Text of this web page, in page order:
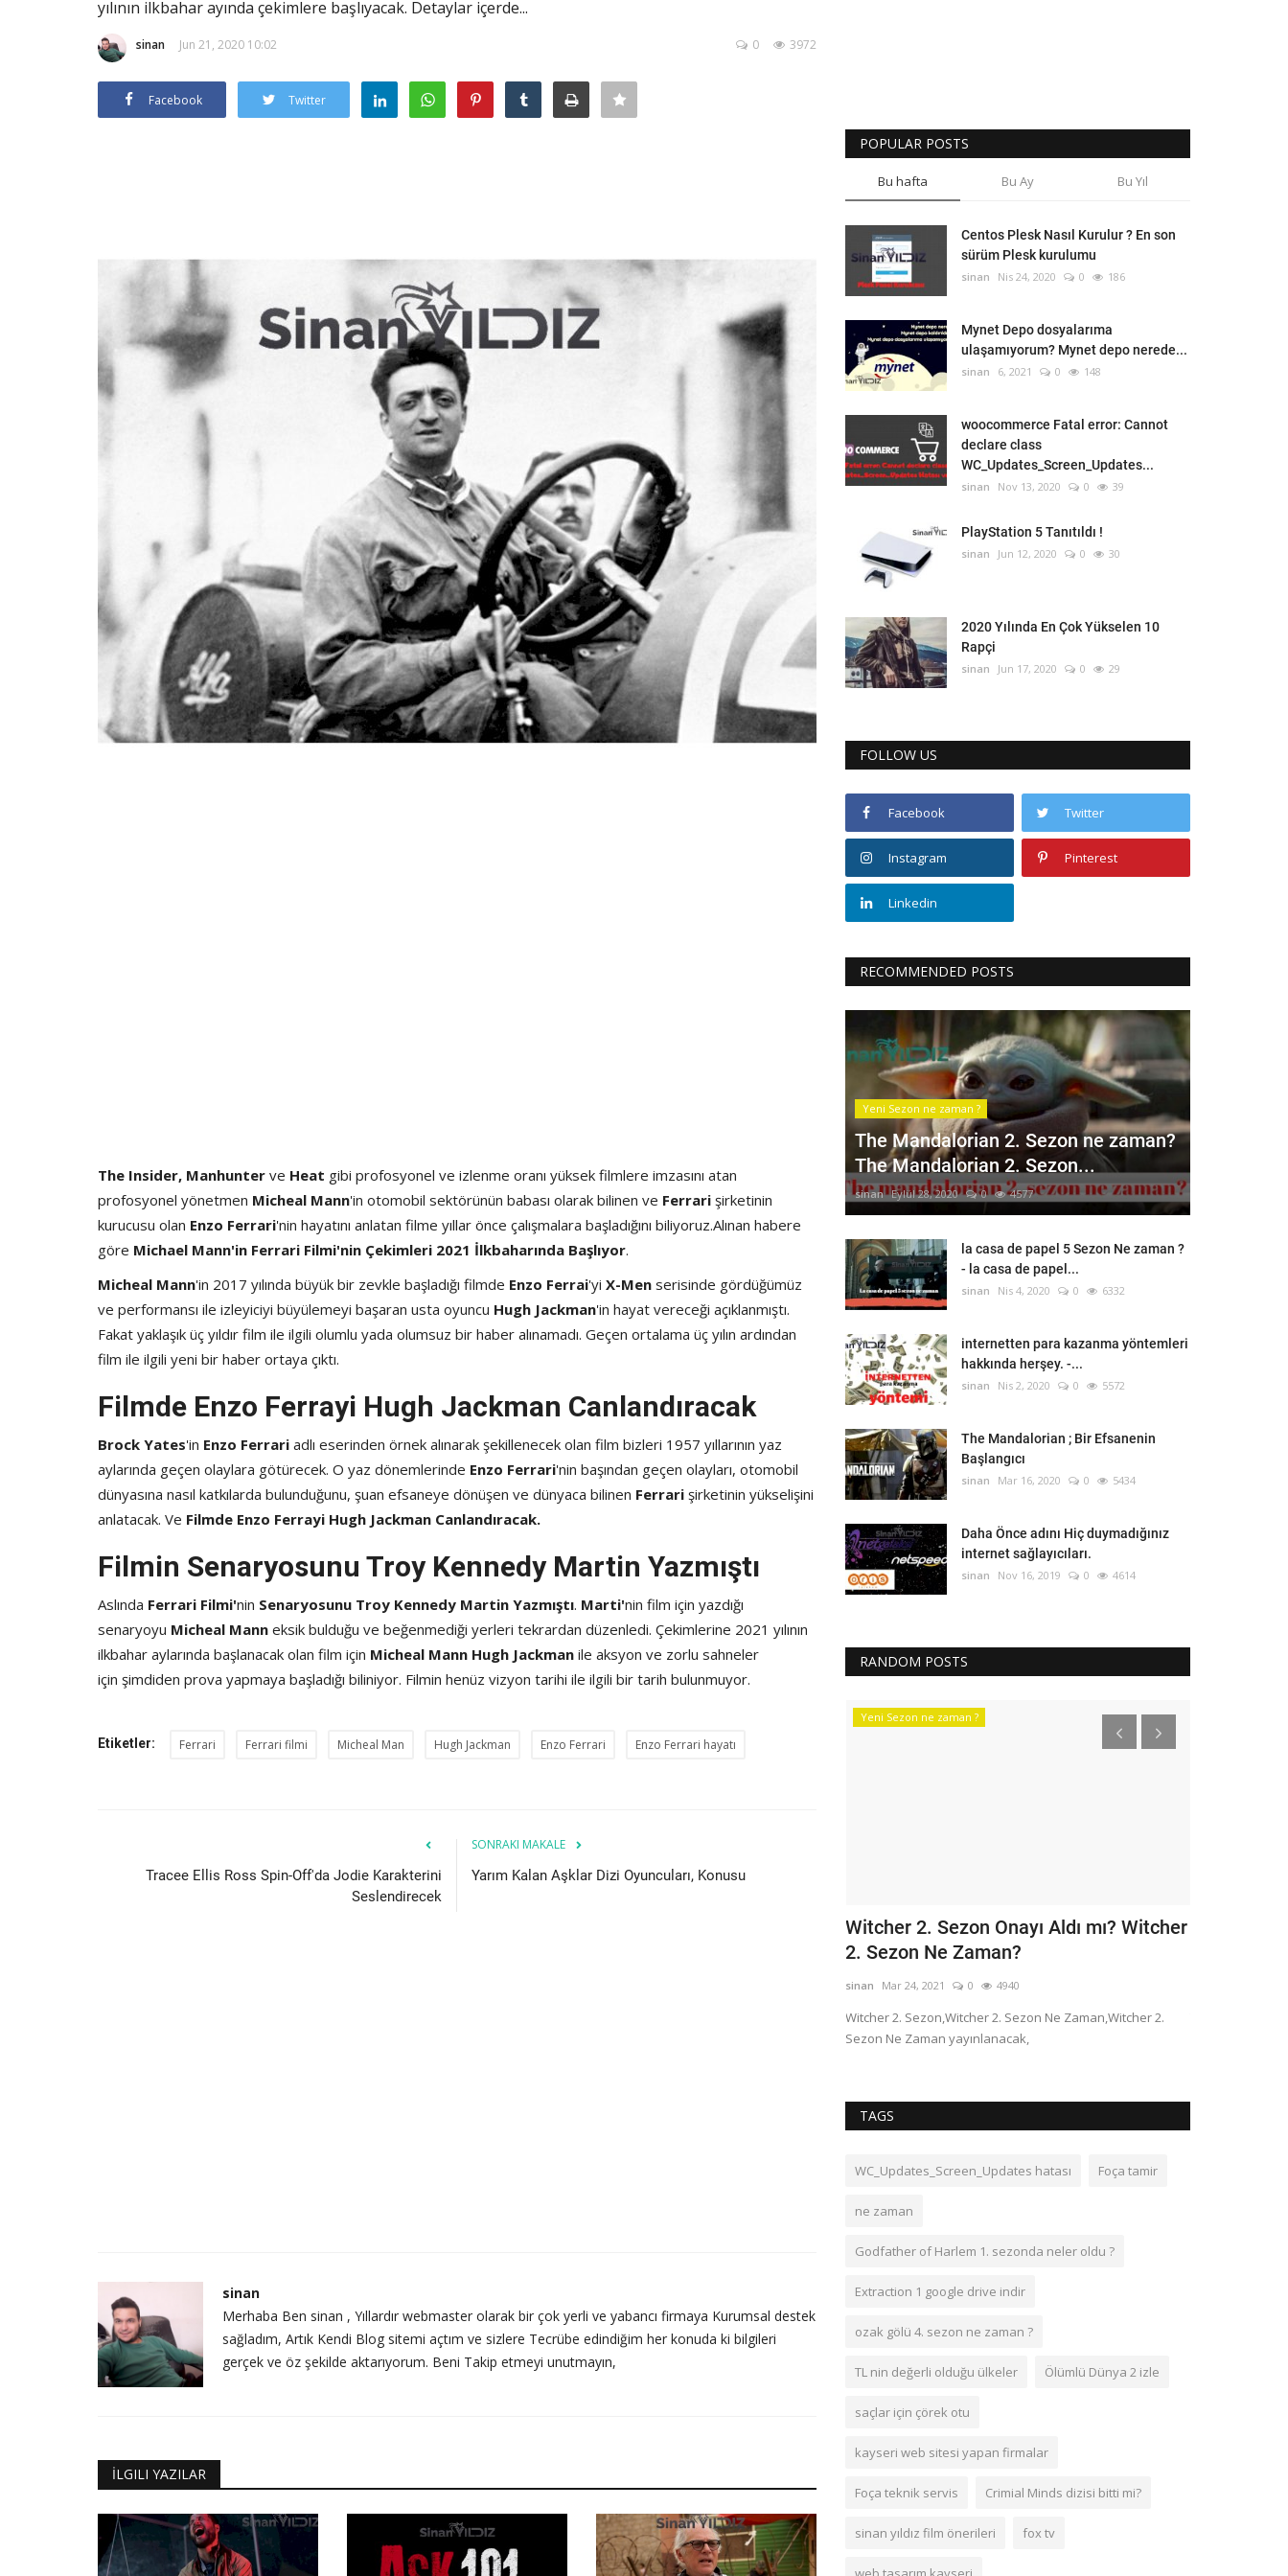
yılının ilkbahar ayında çekimlere başlıyacak. Detaylar içerde...
sinan Jun 21, 2020 10:02 3972
0
Facebook Twitter
The Insider, Manhunter ve Heat gibi profosyonel ve izlenme oranı yüksek filmlere imzasını atan
profosyonel yönetmen Micheal Mann'in otomobil sektörünün babası olarak bilinen ve Ferrari şirketinin
kurucusu olan Enzo Ferrari'nin hayatını anlatan filme yıllar önce çalışmalara başladığını biliyoruz.Alınan habere
göre Michael Mann'in Ferrari Filmi'nin Çekimleri 2021 İlkbaharında Başlıyor.
Micheal Mann'in 2017 yılında büyük bir zevkle başladığı filmde Enzo Ferrai'yi X-Men serisinde gördüğümüz
ve performansı ile izleyiciyi büyülemeyi başaran usta oyuncu Hugh Jackman'in hayat vereceği açıklanmıştı.
Fakat yaklaşık üç yıldır film ile ilgili olumlu yada olumsuz bir haber alınamadı. Geçen ortalama üç yılın ardından
film ile ilgili yeni bir haber ortaya çıktı.
Filmde Enzo Ferrayi Hugh Jackman Canlandıracak
Brock Yates'in Enzo Ferrari adlı eserinden örnek alınarak şekillenecek olan film bizleri 1957 yıllarının yaz
aylarında geçen olaylara götürecek. O yaz dönemlerinde Enzo Ferrari'nin başından geçen olayları, otomobil
dünyasına nasıl katkılarda bulunduğunu, şuan efsaneye dönüşen ve dünyaca bilinen Ferrari şirketinin yükselişini
anlatacak. Ve Filmde Enzo Ferrayi Hugh Jackman Canlandıracak.
Filmin Senaryosunu Troy Kennedy Martin Yazmıştı
Aslında Ferrari Filmi'nin Senaryosunu Troy Kennedy Martin Yazmıştı. Marti'nin film için yazdığı
senaryoyu Micheal Mann eksik bulduğu ve beğenmediği yerleri tekrardan düzenledi. Çekimlerine 2021 yılının
ilkbahar aylarında başlanacak olan film için Micheal Mann Hugh Jackman ile aksyon ve zorlu sahneler
için şimdiden prova yapmaya başladığı biliniyor. Filmin henüz vizyon tarihi ile ilgili bir tarih bulunmuyor.
Etiketler: Ferrari Ferrari filmi Micheal Man Hugh Jackman Enzo Ferrari Enzo Ferrari hayatı
Tracee Ellis Ross Spin-Off'da Jodie Karakterini
Seslendirecek
SONRAKI MAKALE
Yarım Kalan Aşklar Dizi Oyuncuları, Konusu
sinan
Merhaba Ben sinan , Yıllardır webmaster olarak bir çok yerli ve yabancı firmaya Kurumsal destek
sağladım, Artık Kendi Blog sitemi açtım ve sizlere Tecrübe edindiğim her konuda ki bilgileri
gerçek ve öz şekilde aktarıyorum. Beni Takip etmeyi unutmayın,
İLGILI YAZILAR
POPULAR POSTS
Bu hafta Bu Ay Bu Yıl
Centos Plesk Nasıl Kurulur ? En son
sürüm Plesk kurulumu
sinan Nis 24, 2020 0 186
Mynet Depo dosyalarıma
ulaşamıyorum? Mynet depo nerede...
sinan 6, 2021 0 148
woocommerce Fatal error: Cannot
declare class
WC_Updates_Screen_Updates...
sinan Nov 13, 2020 0 39
PlayStation 5 Tanıtıldı !
sinan Jun 12, 2020 0 30
2020 Yılında En Çok Yükselen 10
Rapçi
sinan Jun 17, 2020 0 29
FOLLOW US
Facebook Twitter
Instagram Pinterest
Linkedin
RECOMMENDED POSTS
Yeni Sezon ne zaman ?
The Mandalorian 2. Sezon ne zaman?
The Mandalorian 2. Sezon...
sinan Eylül 28, 2020 0 4577
la casa de papel 5 Sezon Ne zaman ?
- la casa de papel...
sinan Nis 4, 2020 0 6332
internetten para kazanma yöntemleri
hakkında herşey. -...
sinan Nis 2, 2020 0 5572
The Mandalorian ; Bir Efsanenin
Başlangıcı
sinan Mar 16, 2020 0 5434
Daha Önce adını Hiç duymadığınız
internet sağlayıcıları.
sinan Nov 16, 2019 0 4614
RANDOM POSTS
Yeni Sezon ne zaman ?
Witcher 2. Sezon Onayı Aldı mı? Witcher
2. Sezon Ne Zaman?
sinan Mar 24, 2021 0 4940
Witcher 2. Sezon,Witcher 2. Sezon Ne Zaman,Witcher 2.
Sezon Ne Zaman yayınlanacak,
TAGS
WC_Updates_Screen_Updates hatası Foça tamir
ne zaman
Godfather of Harlem 1. sezonda neler oldu ?
Extraction 1 google drive indir
ozak gölü 4. sezon ne zaman ?
TL nin değerli olduğu ülkeler Ölümlü Dünya 2 izle
saçlar için çörek otu
kayseri web sitesi yapan firmalar
Foça teknik servis Crimial Minds dizisi bitti mi?
sinan yıldız film önerileri fox tv